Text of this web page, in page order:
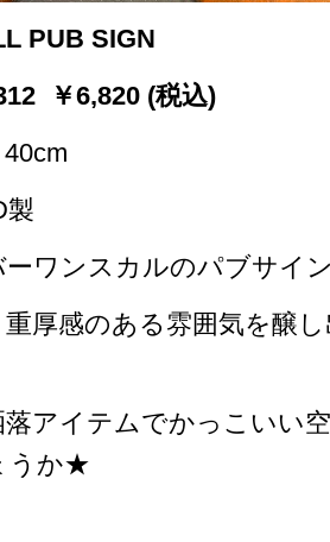
PUB SIGN
￥6,820 (税込)
40cm
製
ーワンスカルのパブサイ
厚感のある雰囲気を醸
アイテムでかっこいい
うか★